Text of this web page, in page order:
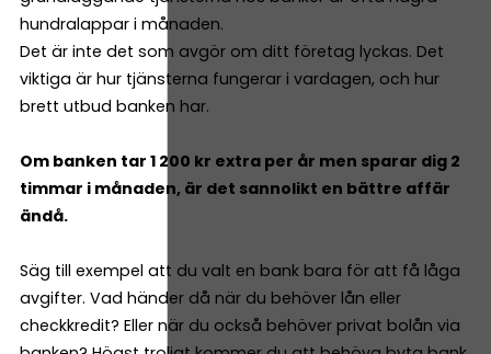
hundralappar i månaden.
Det är inte det som avgör om ditt företag lyckas. Det
viktiga är hur tjänsterna fungerar i vardagen, och hur
brett utbud banken har.
Om banken tar 1 200 kr extra per år men sparar dig 2
timmar i månaden, är det sannolikt en bättre affär
ändå.
Säg till exempel att du valt en bank bara för att få låga
avgifter. Vad händer då när du behöver lån eller
checkkredit? Eller när du också behöver privat bolån via